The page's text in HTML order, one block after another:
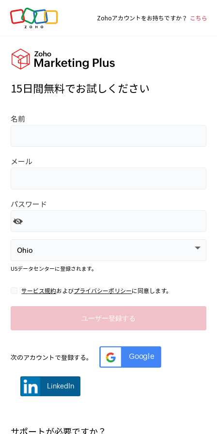
Zohoアカウントをお持ちですか？ こちら
15日間無料でお試しください
名前
メール
パスワード
USデータセンターに登録されます。
サービス規約およびプライバシーポリシーに同意します。
次のアカウントで登録する。 Google
LinkedIn
サポートが必要ですか？